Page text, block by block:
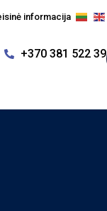
informacija
+370 381 522 39